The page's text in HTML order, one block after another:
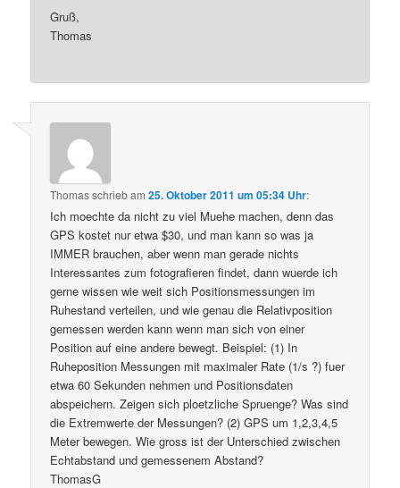
Gruß,
Thomas
Thomasschriebam25. Oktober 2011 um 05:34 Uhr:
Ich moechte da nicht zu viel Muehe machen, denn das
GPS kostet nur etwa $30, und man kann so was ja
IMMER brauchen, aber wenn man gerade nichts
Interessantes zum fotografieren findet, dann wuerde ich
gerne wissen wie weit sich Positionsmessungen im
Ruhestand verteilen, und wie genau die Relativposition
gemessen werden kann wenn man sich von einer
Position auf eine andere bewegt. Beispiel: (1) In
Ruheposition Messungen mit maximaler Rate (1/s ?) fuer
etwa 60 Sekunden nehmen und Positionsdaten
abspeichern. Zeigen sich ploetzliche Spruenge? Was sind
die Extremwerte der Messungen? (2) GPS um 1,2,3,4,5
Meter bewegen. Wie gross ist der Unterschied zwischen
Echtabstand und gemessenem Abstand?
ThomasG